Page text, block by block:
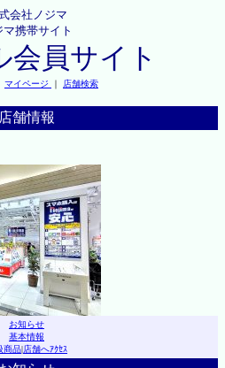
会社ノジマ
マ携帯サイト
会員サイト
マイページ ｜ 店舗検索
店舗情報
お知らせ
基本情報
商品|店舗へｱｸｾｽ